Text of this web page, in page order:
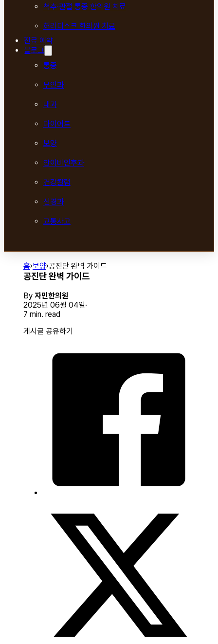
척추·관절 통증 한의원 치료
허리디스크 한의원 치료
진료 예약
블로그
통증
부인과
내과
다이어트
보양
안이비인후과
건강칼럼
신경과
교통사고
홈›보양›공진단 완벽 가이드
공진단 완벽 가이드
By 자민한의원
2025년 06월 04일
7 min. read
게시글 공유하기